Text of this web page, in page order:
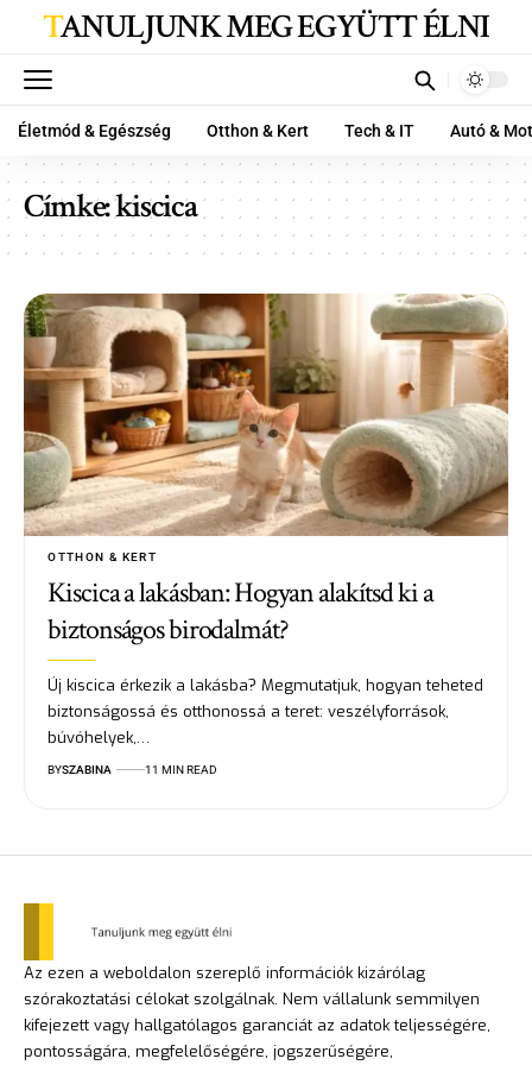
TANULJUNK MEG EGYÜTT ÉLNI
Életmód & Egészség Otthon & Kert Tech & IT Autó &
Címke:kiscica
OTTHON & KERT
Kiscica a lakásban: Hogyan alakítsd ki a
biztonságos birodalmát?
Új kiscica érkezik a lakásba? Megmutatjuk, hogyan teheted
biztonságossá és otthonossá a teret: veszélyforrások,
búvóhelyek,…
BYSZABINA 11 MIN READ
Az ezen a weboldalon szereplő információk kizárólag
szórakoztatási célokat szolgálnak. Nem vállalunk semmilyen
kifejezett vagy hallgatólagos garanciát az adatok teljességére,
pontosságára, megfelelőségére, jogszerűségére,